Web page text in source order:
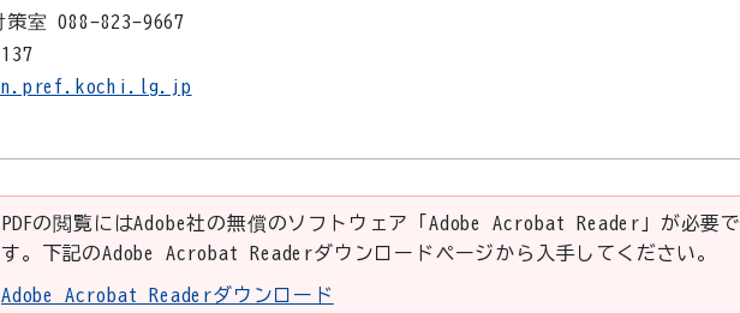
策室 088-823-9667
PDFの閲覧にはAdobe社の無償のソフトウェア「Adobe Acrobat Reader」が必要で
す。下記のAdobe Acrobat Readerダウンロードページから入手してください。
Adobe Acrobat Readerダウンロード